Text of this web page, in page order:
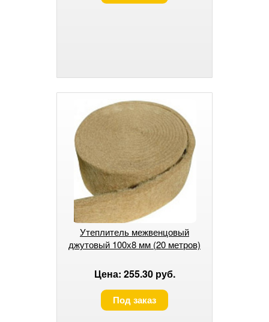
Утеплитель межвенцовый
джутовый 100х8 мм (20 метров)
Цена: 255.30 руб.
Под заказ